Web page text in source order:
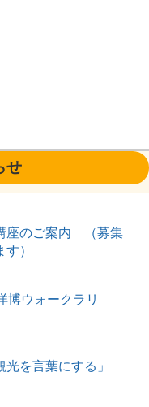
せ
座のご案内 （募集
）
博ウォークラリ
を言葉にする」